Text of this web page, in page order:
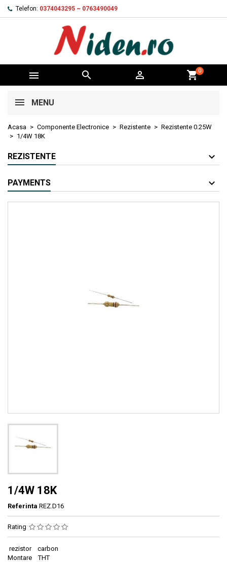
Telefon: 0374043295 ~ 0763490049
   shopping_cart0
MENU
Acasa Componente Electronice Rezistente
Rezistente 0.25W
1/4W 18K
REZISTENTE
PAYMENTS
1/4W 18K
Referinta REZ.D16
Rating
rezistor carbon
Montare THT